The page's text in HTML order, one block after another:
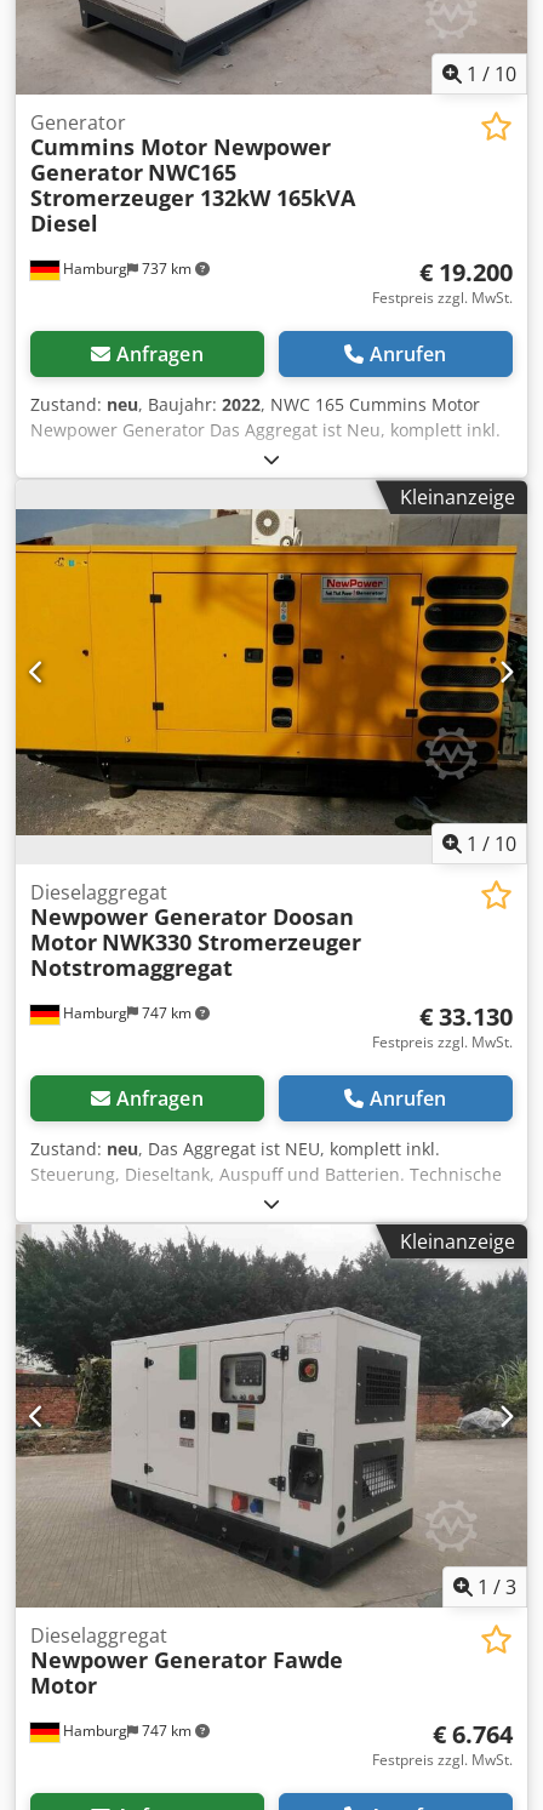
1 / 10
Hamburg 737 km
Generator
Cummins Motor Newpower
Generator NWC165
Stromerzeuger 132kW 165kVA
Diesel
€ 19.200
Festpreis zzgl. MwSt.
Anfragen Anrufen
Zustand: neu, Baujahr: 2022, NWC 165 Cummins Motor
Newpower Generator Das Aggregat ist Neu, komplett inkl.
Steuerung, Dieseltank, Auspuff und Batterien. Cedpfjh U
Nyrex Aa Esha Technische Daten Motor : Cummins
6BTAA5.9-G12, 6 Zylinder, Wassergekühlt Generator: Leroy
Sommer Dauerleistung: 120 kW / 150 kVA Maximalleistung:
132 kW / 165 kVA Anschluss: Leistungsschalter, (optionale
Steckdosen, optionale automatischer Transfer-Schalter..)
Frequenz : 50 Hz Spannung: 400/230 V RPM : 1500 U/min.
Dieseltank: 8-10 Betriebsstunden Abmessungen (LxBxH):
3100x 1100 x 1745mm Gewicht: 16700 Kg
Netzüberwachung, Schallgedämmt zusätzliche Kosten;
Automatischer Transfer-Schalter: € 980 Versand: - Ein
weltweiter Transport inkl. Entladung ist gegen Aufpreis
möglich - Um einen exakten Frachtpreis nennen zu können
senden Sie mir bitte eine Anfrage mit Ihren Daten und
Ihrer
Kleinanzeige
1 / 10
Hamburg 747 km
Dieselaggregat
Newpower Generator Doosan
Motor NWK330 Stromerzeuger
Notstromaggregat
€ 33.130
Festpreis zzgl. MwSt.
Anfragen Anrufen
Zustand: neu, Das Aggregat ist NEU, komplett inkl.
Steuerung, Dieseltank, Auspuff und Batterien. Technische
Daten Motor : Doosan & P126TI-II, 6 Zylinder,
Wassergekühlt, mit Turbo Generator: Newpower NW/N 330
Dauerleistung: 240 kW / 300 kVA Maximalleistung: 264 kW /
330 kVA Kontrollsystem: Deep Sea DSE 7320 Anschluss:
Direkt-Anschluss (optionale Leistungsschalter, Steckdosen,
automatischer Transfer-Schalter.) Frequenz : 50 Hz & 3-
Phasig Spannung: 400/230 V RPM : 1500 U/min.
Abmessungen (LxBxH): 3960x 1356 x 2167mm Gewicht:
3200 Kg Netzüberwachung, Schallgedämmt Csdpoilfltofx
Aa Eeha Versand: - Ein weltweiter Transport ist gegen
Aufpreis möglich - Um einen exakten Frachtpreis nennen
zu können senden Sie uns bitte eine Anfrage mit Ihren
Daten und Ihrer vollständigen Adresse
Kleinanzeige
1 /3
Hamburg 747 km
Dieselaggregat
Newpower Generator Fawde
Motor
€ 6.764
Festpreis zzgl. MwSt.